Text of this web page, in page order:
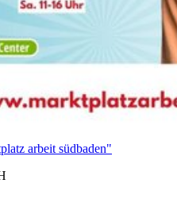
arbeit südbaden"